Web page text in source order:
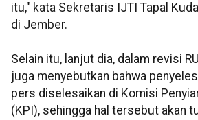
itu," kata Sekretaris IJTI Tapal
di Jember.
Selain itu, lanjut dia, dalam revisi
juga menyebutkan bahwa
pers diselesaikan di Komisi
(KPI), sehingga hal tersebut akan